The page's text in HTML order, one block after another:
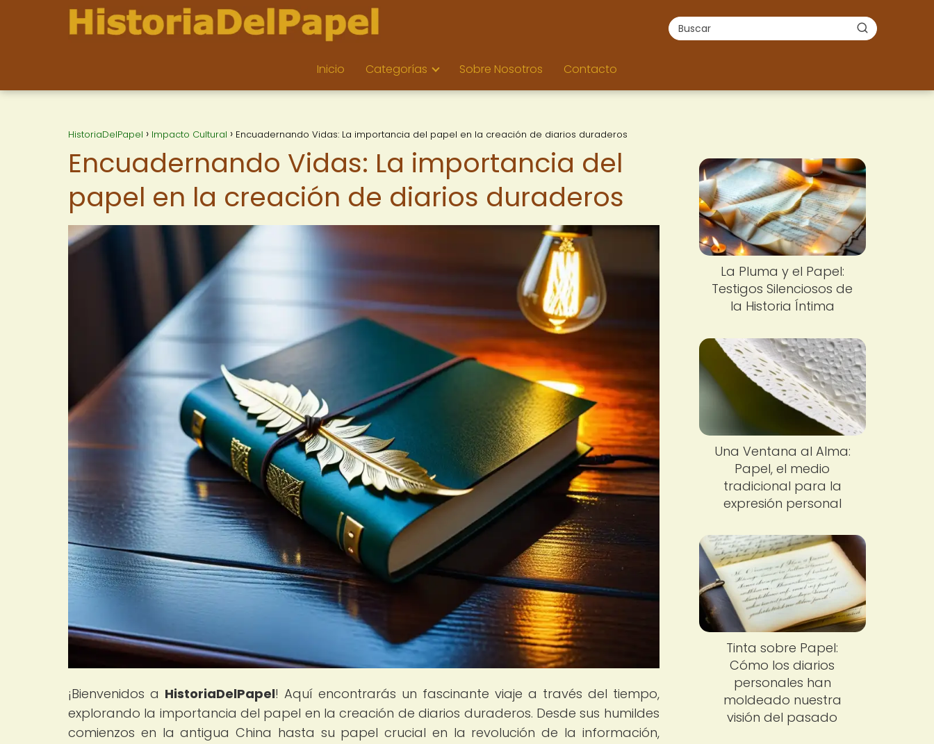
Inicio Categorías Sobre Nosotros Contacto
HistoriaDelPapel Impacto Cultural Encuadernando Vidas: La importancia del papel en la creación de diarios duraderos
Encuadernando Vidas: La importancia del
papel en la creación de diarios duraderos
¡Bienvenidos a HistoriaDelPapel! Aquí encontrarás un fascinante viaje a través del tiempo,
explorando la importancia del papel en la creación de diarios duraderos. Desde sus humildes
comienzos en la antigua China hasta su papel crucial en la revolución de la información,
La Pluma y el Papel:
Testigos Silenciosos de
la Historia Íntima
Una Ventana al Alma:
Papel, el medio
tradicional para la
expresión personal
Tinta sobre Papel:
Cómo los diarios
personales han
moldeado nuestra
visión del pasado